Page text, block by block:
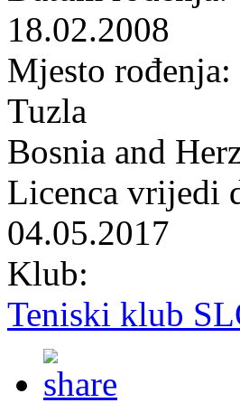
18.02.2008
Mjesto rođenja:
Tuzla
Bosnia and
Licenca vrijedi
04.05.2017
Klub:
Teniski klub